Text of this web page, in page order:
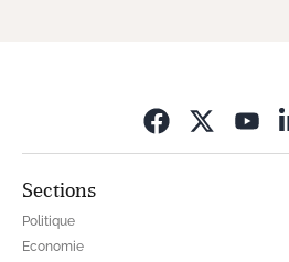
Sections
Politique
Economie